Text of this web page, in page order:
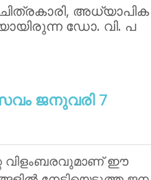
അധ്യാപിക
ഡോ. വി. പ
ജനുവരി 7
വിളംബരവുമാണ് ഈ